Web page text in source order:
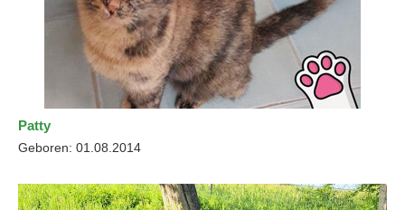
Patty
Geboren: 01.08.2014